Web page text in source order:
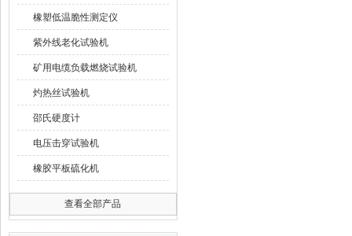
橡塑低温脆性测定仪
紫外线老化试验机
矿用电缆负载燃烧试验机
灼热丝试验机
邵氏硬度计
电压击穿试验机
橡胶平板硫化机
查看全部产品